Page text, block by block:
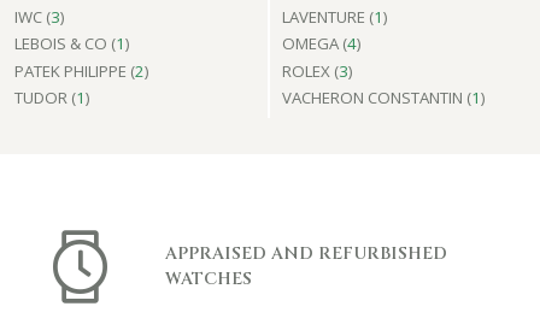
IWC (3) LAVENTURE (1)
LEBOIS & CO (1) OMEGA (4)
PATEK PHILIPPE (2) ROLEX (3)
TUDOR (1) VACHERON CONSTANTIN (1)
APPRAISED AND REFURBISHED
WATCHES